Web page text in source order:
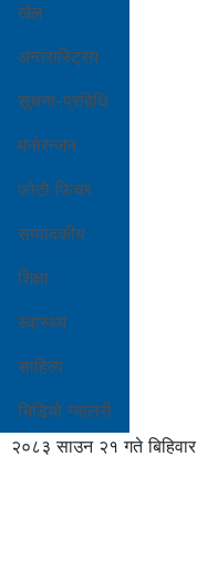
खेल
अन्तरास्ट्रिय
सूचना-प्रबिधि
मनोरन्जन
फोटो फिचर
सम्पादकीय
शिक्षा
स्वास्थ्य
साहित्य
भिडियो ग्यालरी
२०८३ साउन २१ गते बिहिवार